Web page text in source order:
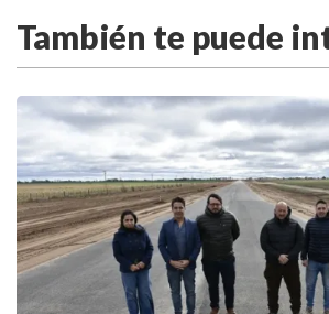
También te puede